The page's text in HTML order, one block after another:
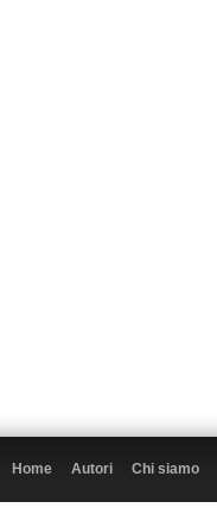
Home Autori Chi siamo